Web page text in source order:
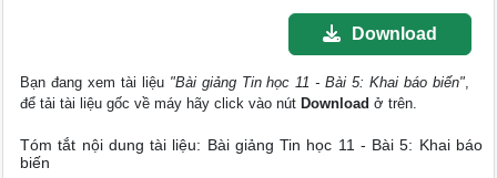
Download
Bạn đang xem tài liệu "Bài giảng Tin học 11 - Bài 5: Khai báo biến",
để tải tài liệu gốc về máy hãy click vào nút Download ở trên.
Tóm tắt nội dung tài liệu: Bài giảng Tin học 11 - Bài 5: Khai báo
biến